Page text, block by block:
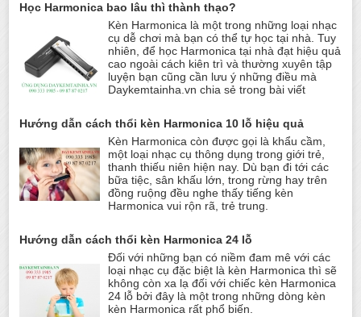
Học Harmonica bao lâu thì thành thạo?
Kèn Harmonica là một trong những loại nhạc
cụ dễ chơi mà bạn có thể tự học tại nhà. Tuy
nhiên, để học Harmonica tại nhà đạt hiệu quả
cao ngoài cách kiên trì và thường xuyên tập
luyện bạn cũng cần lưu ý những điều mà
Daykemtainha.vn chia sẻ trong bài viết
Hướng dẫn cách thổi kèn Harmonica 10 lỗ hiệu quả
Kèn Harmonica còn được gọi là khẩu cầm,
một loại nhạc cụ thông dụng trong giới trẻ,
thanh thiếu niên hiện nay. Dù bạn đi tới các
bữa tiệc, sân khấu lớn, trong rừng hay trên
đồng ruộng đều nghe thấy tiếng kèn
Harmonica vui rộn rã, trẻ trung.
Hướng dẫn cách thổi kèn Harmonica 24 lỗ
Đối với những bạn có niềm đam mê với các
loại nhạc cụ đặc biệt là kèn Harmonica thì sẽ
không còn xa lạ đối với chiếc kèn Harmonica
24 lỗ bởi đây là một trong những dòng kèn
kèn Harmonica rất phổ biến.